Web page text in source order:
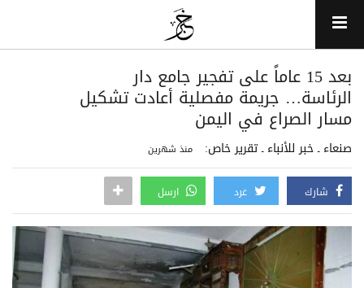
بعد 15 عاماً على تفجير جامع دار
الرئاسة… جريمة مفصلية أعادت تشكيل
مسار الصراع في اليمن
صنعاء ـ خبر للأنباء ـ تقرير خاص: منذ شهرين
شارك غرد ارسل